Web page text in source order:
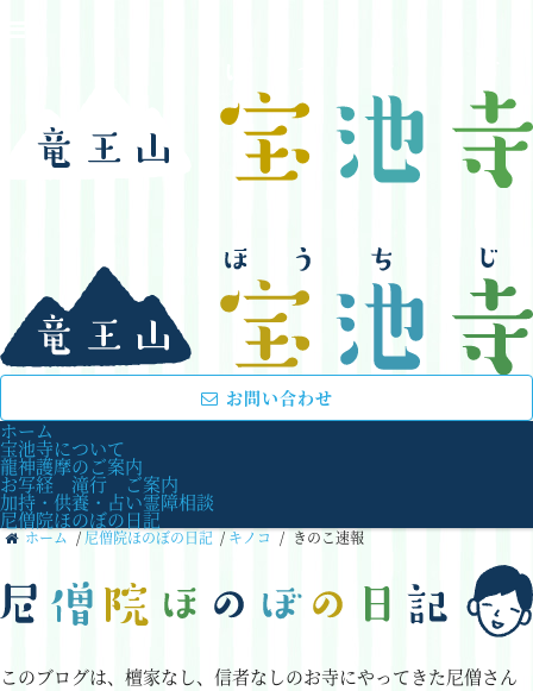
お問い合わせ
ホーム
宝池寺について
龍神護摩のご案内
お写経 滝行 ご案内
加持・供養・占い霊障相談
尼僧院ほのぼの日記
ホーム / 尼僧院ほのぼの日記 / キノコ / きのこ速報
このブログは、檀家なし、信者なしのお寺にやってきた尼僧さん